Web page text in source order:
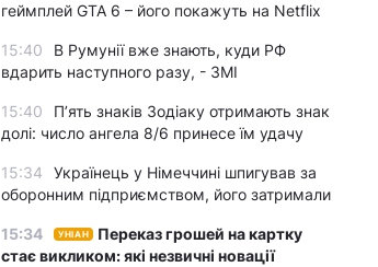
геймплей GTA 6 – його покажуть на Netflix
15:40
В Румунії вже знають, куди РФ
вдарить наступного разу, - ЗМІ
15:40
П’ять знаків Зодіаку отримають знак
долі: число ангела 8/6 принесе їм удачу
15:34
Українець у Німеччині шпигував за
оборонним підприємством, його затримали
15:34 УНІАН
Переказ грошей на картку
стає викликом: які незвичні новації